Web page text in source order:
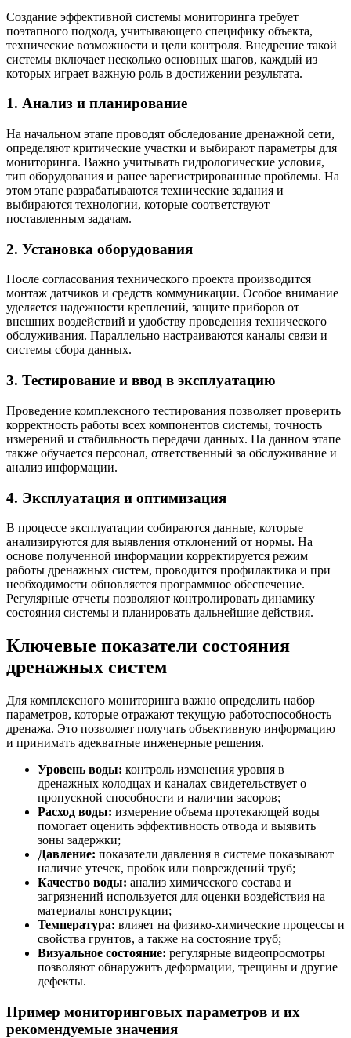
Создание эффективной системы мониторинга требует
поэтапного подхода, учитывающего специфику объекта,
технические возможности и цели контроля. Внедрение такой
системы включает несколько основных шагов, каждый из
которых играет важную роль в достижении результата.
1. Анализ и планирование
На начальном этапе проводят обследование дренажной сети,
определяют критические участки и выбирают параметры для
мониторинга. Важно учитывать гидрологические условия,
тип оборудования и ранее зарегистрированные проблемы. На
этом этапе разрабатываются технические задания и
выбираются технологии, которые соответствуют
поставленным задачам.
2. Установка оборудования
После согласования технического проекта производится
монтаж датчиков и средств коммуникации. Особое внимание
уделяется надежности креплений, защите приборов от
внешних воздействий и удобству проведения технического
обслуживания. Параллельно настраиваются каналы связи и
системы сбора данных.
3. Тестирование и ввод в эксплуатацию
Проведение комплексного тестирования позволяет проверить
корректность работы всех компонентов системы, точность
измерений и стабильность передачи данных. На данном этапе
также обучается персонал, ответственный за обслуживание и
анализ информации.
4. Эксплуатация и оптимизация
В процессе эксплуатации собираются данные, которые
анализируются для выявления отклонений от нормы. На
основе полученной информации корректируется режим
работы дренажных систем, проводится профилактика и при
необходимости обновляется программное обеспечение.
Регулярные отчеты позволяют контролировать динамику
состояния системы и планировать дальнейшие действия.
Ключевые показатели состояния
дренажных систем
Для комплексного мониторинга важно определить набор
параметров, которые отражают текущую работоспособность
дренажа. Это позволяет получать объективную информацию
и принимать адекватные инженерные решения.
Уровень воды: контроль изменения уровня в
дренажных колодцах и каналах свидетельствует о
пропускной способности и наличии засоров;
Расход воды: измерение объема протекающей воды
помогает оценить эффективность отвода и выявить
зоны задержки;
Давление: показатели давления в системе показывают
наличие утечек, пробок или повреждений труб;
Качество воды: анализ химического состава и
загрязнений используется для оценки воздействия на
материалы конструкции;
Температура: влияет на физико-химические процессы и
свойства грунтов, а также на состояние труб;
Визуальное состояние: регулярные видеопросмотры
позволяют обнаружить деформации, трещины и другие
дефекты.
Пример мониторинговых параметров и их
рекомендуемые значения